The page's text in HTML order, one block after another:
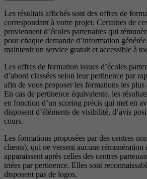
Les résultats affichés sont des offres de
correspondant à votre projet. Certaines de
proviennent d’écoles partenaires qui
pour chaque demande d’information
maintenir un service gratuit et accessible à
Les offres de formation issues d’écoles
d’abord classées selon leur pertinence par
afin de vous proposer les formations les plus
En cas de pertinence équivalente, les
en fonction d’un scoring précis qui met en
disposent d’éléments de visibilité, d’avis
cours.
Les formations proposées par des centres
clients), qui ne versent aucune rémunération
apparaissent après celles des centres
triées par pertinence. Elles sont
disposent pas de logos.